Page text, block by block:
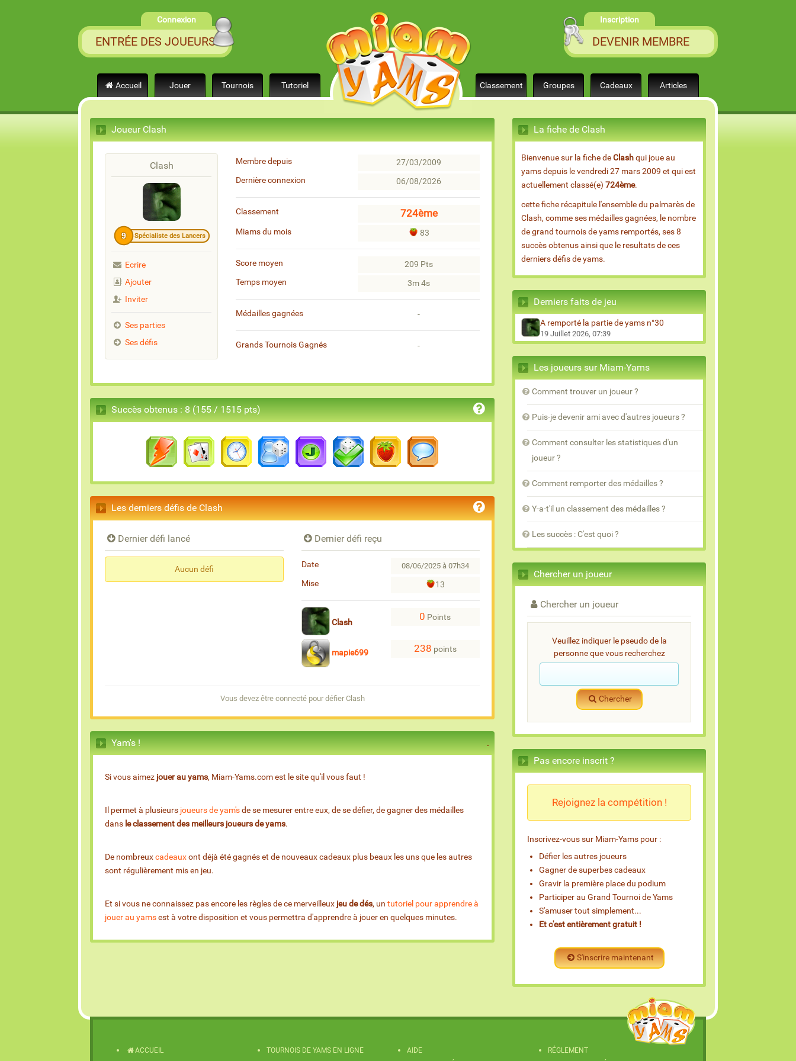
Connexion
ENTRÉE DES JOUEURS
Inscription
DEVENIR MEMBRE
Accueil Jouer Tournois Tutoriel Classement Groupes Cadeaux Articles
Joueur Clash
Clash
9 Spécialiste des Lancers
Ecrire
Ajouter
Inviter
Ses parties
Ses défis
Membre depuis
27/03/2009
Dernière connexion
06/08/2026
Classement 724ème
Miams du mois 83
Score moyen
209 Pts
Temps moyen
3m 4s
Médailles gagnées -
Grands Tournois Gagnés -
Succès obtenus : 8 (155 / 1515 pts)
Les derniers défis de Clash
Dernier défi lancé
Aucun défi
Dernier défi reçu
Date 08/06/2025 à 07h34
Mise 13
Clash
0 Points
mapie699 238 points
Vous devez être connecté pour défier Clash
Yam's !
Si vous aimez jouer au yams, Miam-Yams.com est le site qu'il vous faut !
Il permet à plusieurs joueurs de yam'sde se mesurer entre eux, de se défier, de gagner des médailles
dans le classement des meilleurs joueurs de yams.
De nombreuxcadeauxont déjà été gagnés et de nouveaux cadeaux plus beaux les uns que les autres
sont régulièrement mis en jeu.
Et si vous ne connaissez pas encore les règles de ce merveilleux jeu de dés, un tutoriel pour apprendre à
jouer au yamsest à votre disposition et vous permettra d'apprendre à jouer en quelques minutes.
La fiche de Clash
Bienvenue sur la fiche deClashqui joue au
yams depuis le vendredi 27 mars 2009 et qui est
actuellement classé(e)724ème.
cette fiche récapitule l'ensemble du palmarès de
Clash, comme ses médailles gagnées, le nombre
de grand tournois de yams remportés, ses 8
succès obtenus ainsi que le resultats de ces
derniers défis de yams.
Derniers faits de jeu
A remporté la partie de yams n°30
19 Juillet 2026, 07:39
Les joueurs sur Miam-Yams
Comment trouver un joueur ?
Puis-je devenir ami avec d'autres joueurs ?
Comment consulter les statistiques d'un
joueur ?
Comment remporter des médailles ?
Y-a-t'il un classement des médailles ?
Les succès : C'est quoi ?
Chercher un joueur
Chercher un joueur
Veuillez indiquer le pseudo de la
personne que vous recherchez
Chercher
Pas encore inscrit ?
Rejoignez la compétition !
Inscrivez-vous sur Miam-Yams pour :
Défier les autres joueurs
Gagner de superbes cadeaux
Gravir la première place du podium
Participer au Grand Tournoi de Yams
S'amuser tout simplement...
Et c'est entièrement gratuit !
S'inscrire maintenant
ACCUEIL
TOURNOIS DE YAMS EN LIGNE
AIDE
RÉGLEMENT